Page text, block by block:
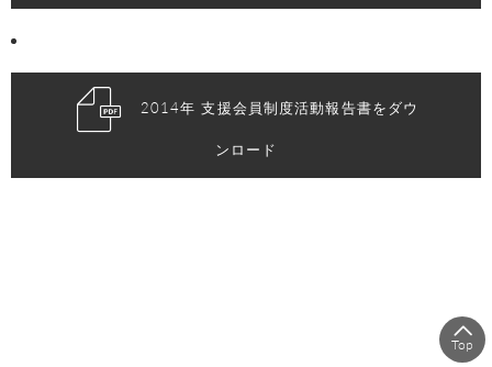
Top
2014年 支援会員制度活動報告書をダウ
ンロード